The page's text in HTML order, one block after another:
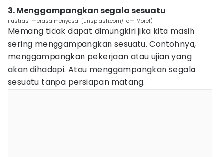
3. Menggampangkan segala sesuatu
ilustrasi merasa menyesal (unsplash.com/Tom Morel)
Memang tidak dapat dimungkiri jika kita masih
sering menggampangkan sesuatu. Contohnya,
menggampangkan pekerjaan atau ujian yang
akan dihadapi. Atau menggampangkan segala
sesuatu tanpa persiapan matang.